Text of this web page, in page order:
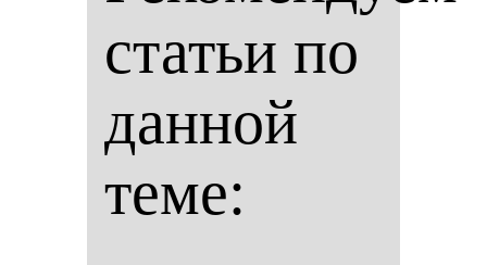
статьи по
данной
теме: